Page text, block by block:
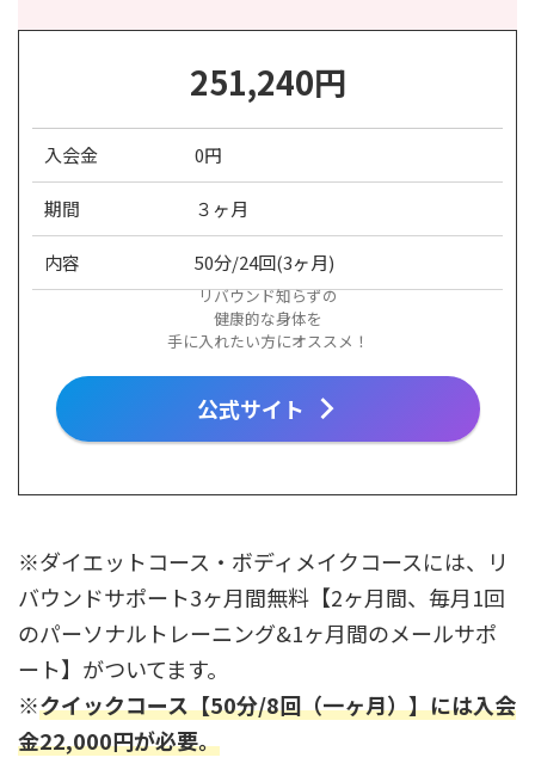
251,240円
入会金 0円
期間 ３ヶ月
内容 50分/24回(3ヶ月)
リバウンド知らずの
健康的な身体を
手に入れたい方にオススメ！
公式サイト
※ダイエットコース・ボディメイクコースには、リ
バウンドサポート3ヶ月間無料【2ヶ月間、毎月1回
のパーソナルトレーニング&1ヶ月間のメールサポ
ート】がついてます。
※クイックコース【50分/8回（一ヶ月）】には入会
金22,000円が必要。